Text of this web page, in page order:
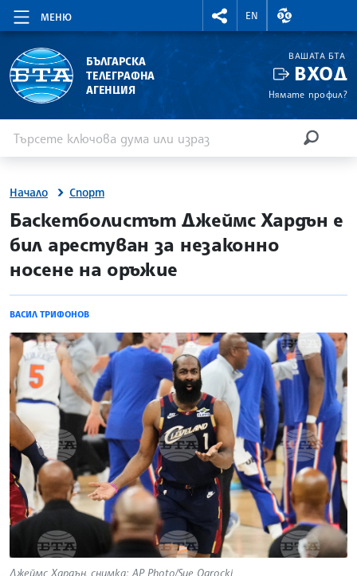
МЕНЮ
RIGHTMENU.SOCIAL
EN
ВАЛУТНИ
БЪЛГАРСКА
ТЕЛЕГРАФНА
АГЕНЦИЯ
ВАШАТА БТА
ВХОД
Нямате профил?
Начало Спорт
site.bta
Баскетболистът Джеймс Хардън е
бил арестуван за незаконно
носене на оръжие
ВАСИЛ ТРИФОНОВ
Джеймс Хардън, снимка: AP Photo/Sue Ogrocki